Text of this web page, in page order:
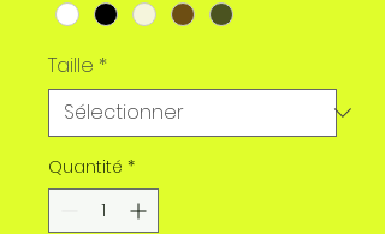
Taille *
Quantité *